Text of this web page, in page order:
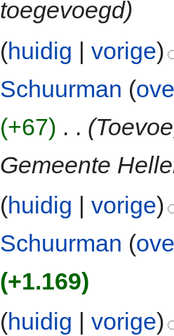
toegevoegd)
(huidig |vorige)
Schuurman (
(+67) . .
Gemeente
(huidig |vorige)
Schuurman (
(+1.169)
(huidig |vorige)